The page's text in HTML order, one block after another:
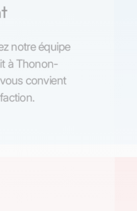
notre équipe
à Thonon-
convient